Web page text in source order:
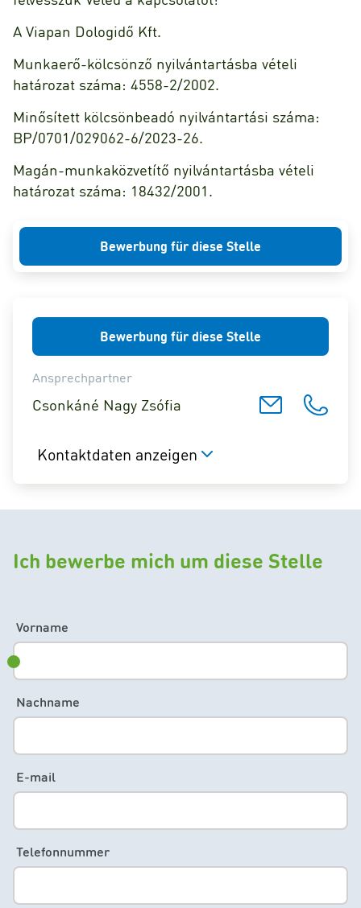
A Viapan Dologidő Kft.
Munkaerő-kölcsönző nyilvántartásba vételi
határozat száma: 4558-2/2002.
Minősített kölcsönbeadó nyilvántartási száma:
BP/0701/029062-6/2023-26.
Magán-munkaközvetítő nyilvántartásba vételi
határozat száma: 18432/2001.
Bewerbung für diese Stelle
Bewerbung für diese Stelle
Ansprechpartner
Csonkáné Nagy Zsófia
Kontaktdaten anzeigen
Ich bewerbe mich um diese Stelle
Nachname
Vorname
E-mail
Telefonnummer